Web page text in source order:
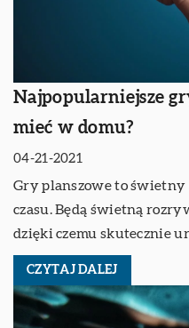
Najpopularniejsze
mieć w domu?
04-21-2021
Gry planszowe to świetny
czasu. Będą świetną
dzięki czemu skutecznie
CZYTAJ DALEJ